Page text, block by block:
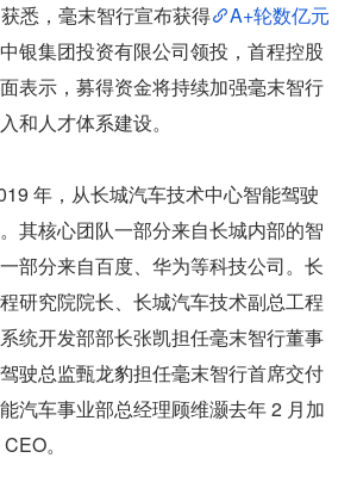
悉，毫末智行宣布获得
A+轮数亿元
银集团投资有限公司领投，首程控股
表示，募得资金将持续加强毫末智行
和人才体系建设。
年，从长城汽车技术中心智能驾驶
其核心团队一部分来自长城内部的智
部分来自百度、华为等科技公司。长
研究院院长、长城汽车技术副总工程
统开发部部长张凯担任毫末智行董事
驶总监甄龙豹担任毫末智行首席交付
汽车事业部总经理顾维灏去年 2 月加
。